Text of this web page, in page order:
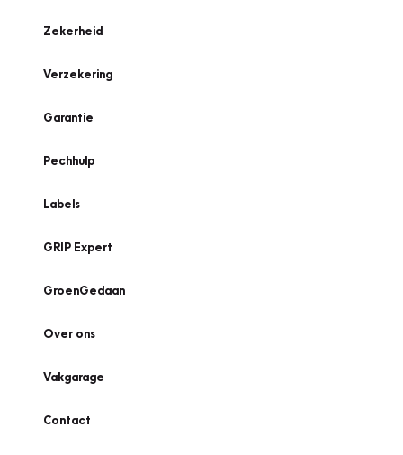
Zekerheid
Verzekering
Garantie
Pechhulp
Labels
GRIP Expert
GroenGedaan
Over ons
Vakgarage
Contact